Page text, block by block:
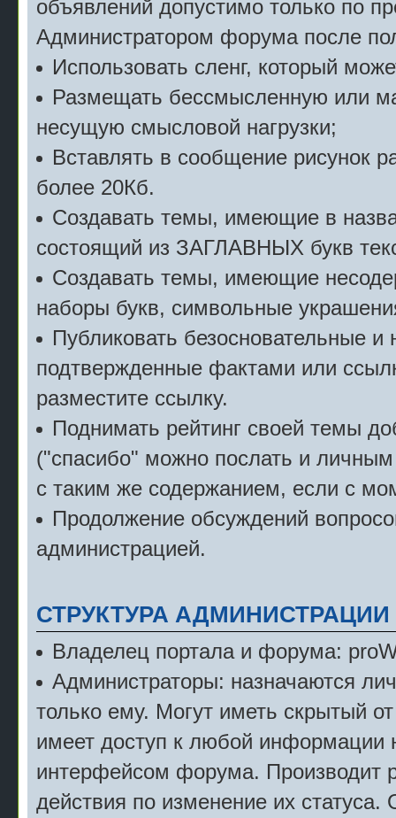
объявлений допустимо только по
Администратором форума после
Использовать сленг, который
Размещать бессмысленную или
несущую смысловой нагрузки;
Вставлять в сообщение рисунок
более 20Кб.
Создавать темы, имеющие в
состоящий из ЗАГЛАВНЫХ букв
Создавать темы, имеющие
наборы букв, символьные
Публиковать безосновательные
подтвержденные фактами или
разместите ссылку.
Поднимать рейтинг своей темы
("спасибо" можно послать и
с таким же содержанием, если с
Продолжение обсуждений
администрацией.
СТРУКТУРА
Владелец портала и форума:
Администраторы: назначаются
только ему. Могут иметь скрытый
имеет доступ к любой информации
интерфейсом форума. Производит
действия по изменение их